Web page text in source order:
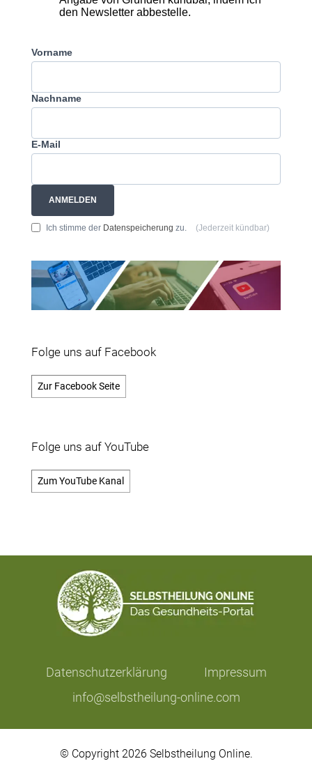
den Newsletter abbestelle.
Vorname
Nachname
E-Mail
ANMELDEN
Ich stimme der Datenspeicherung zu. (Jederzeit kündbar)
Folge uns auf Facebook
Zur Facebook Seite
Folge uns auf YouTube
Zum YouTube Kanal
Datenschutzerklärung
Impressum
info@selbstheilung-online.com
© Copyright 2026 Selbstheilung Online.